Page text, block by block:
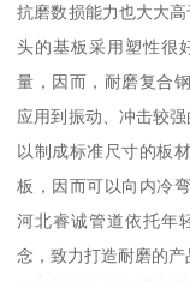
抗磨数损能力也大大
头的基板采用塑性很
量，因而，耐磨复合
应用到振动、冲击较
以制成标准尺寸的板
板，因而可以向内冷
河北睿诚管道依托年
念，致力打造耐磨的产